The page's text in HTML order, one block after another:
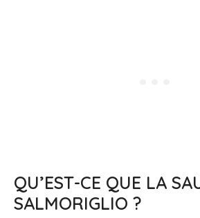
QU’EST-CE QUE LA
SALMORIGLIO ?